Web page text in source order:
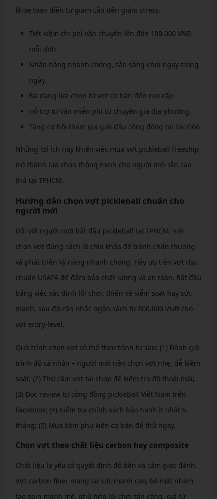
khỏe toàn diện từ giảm cân đến giảm stress.
Tiết kiệm chi phí vận chuyển lên đến 100.000 VNĐ
mỗi đơn.
Nhận hàng nhanh chóng, sẵn sàng chơi ngay trong
ngày.
Đa dạng lựa chọn từ vợt cơ bản đến cao cấp.
Hỗ trợ tư vấn miễn phí từ chuyên gia địa phương.
Tăng cơ hội tham gia giải đấu cộng đồng tại Sài Gòn.
Những lợi ích này khiến việc mua vợt pickleball freeship
trở thành lựa chọn thông minh cho người mới lẫn cao
thủ tại TPHCM.
Hướng dẫn chọn vợt pickleball chuẩn cho
người mới
Đối với người mới bắt đầu pickleball tại TPHCM, việc
chọn vợt đúng cách là chìa khóa để tránh chấn thương
và phát triển kỹ năng nhanh chóng. Hãy ưu tiên vợt đạt
chuẩn USAPA để đảm bảo chất lượng và an toàn. Bắt đầu
bằng việc xác định lối chơi: thiên về kiểm soát hay sức
mạnh, sau đó cân nhắc ngân sách từ 800.000 VNĐ cho
vợt entry-level.
Quá trình chọn vợt có thể theo trình tự sau: (1) Đánh giá
trình độ cá nhân – người mới nên chọn vợt nhẹ, dễ kiểm
soát; (2) Thử cầm vợt tại shop để kiểm tra độ thoải mái;
(3) Đọc review từ cộng đồng pickleball Việt Nam trên
Facebook; (4) Kiểm tra chính sách bảo hành ít nhất 6
tháng; (5) Mua kèm phụ kiện cơ bản để thử ngay.
Chọn vợt theo chất liệu carbon hay composite
Chất liệu là yếu tố quyết định độ bền và cảm giác đánh.
Vợt carbon fiber mang lại sức mạnh cao, bề mặt nhám
tạo spin mạnh mẽ, phù hợp lối chơi tấn công, giá từ